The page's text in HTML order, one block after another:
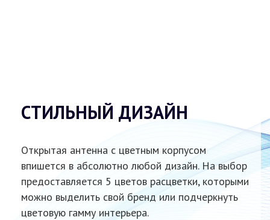
СТИЛЬНЫЙ ДИЗАЙН
Открытая антенна с цветным корпусом
впишется в абсолютно любой дизайн. На выбор
предоставляется 5 цветов расцветки, которыми
можно выделить свой бренд или подчеркнуть
цветовую гамму интерьера.